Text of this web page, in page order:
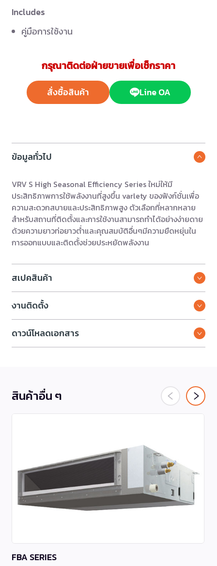
Includes
คู่มือการใช้งาน
กรุณาติดต่อฝ่ายขายเพื่อเช็กราคา
สั่งซื้อสินค้า Line OA
ข้อมูลทั่วไป
VRV S High Seasonal Efficiency Series ใหม่ให้มี
ประสิทธิภาพการใช้พลังงานที่สูงขึ้น varlety ของฟังก์ชั่นเพื่อ
ความสะดวกสบายและประสิทธิภาพสูง ตัวเลือกที่หลากหลาย
สำหรับสถานที่ติดตั้งและการใช้งานสามารถทำได้อย่างง่ายดาย
ด้วยความยาวท่อยาวต่ำและคุณสมบัติอื่นๆมีความยืดหยุ่นใน
การออกแบบและติดตั้งช่วยประหยัดพลังงาน
สเปคสินค้า
งานติดตั้ง
ดาวน์โหลดเอกสาร
สินค้าอื่น ๆ
FBA SERIES